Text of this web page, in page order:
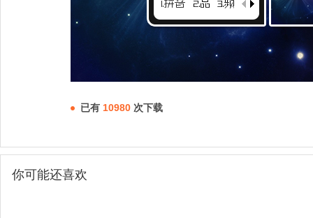
已有 10980 次下载
你可能还喜欢